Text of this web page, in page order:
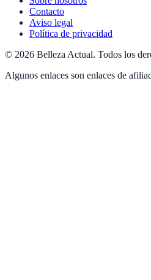
Contacto
Aviso legal
Política de privacidad
© 2026 Belleza Actual. Todos los
Algunos enlaces son enlaces de